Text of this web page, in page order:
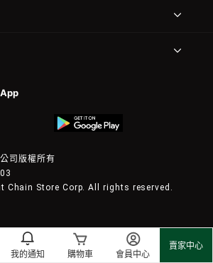
我的通知 購物車 會員中心
賣家中心
司版權所有
Chain Store Corp. All rights reserved.